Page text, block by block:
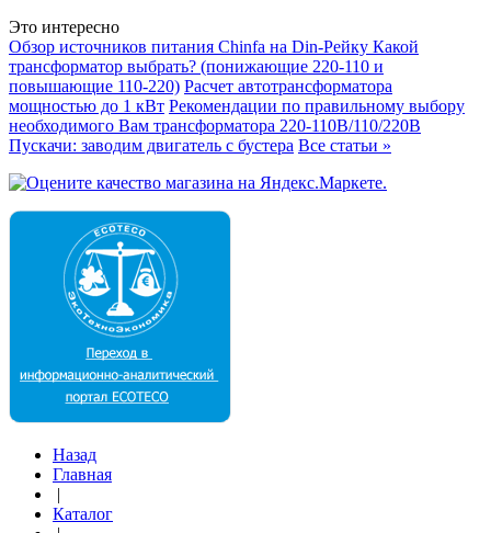
Это интересно
Обзор источников питания Chinfa на Din-Рейку Какой
трансформатор выбрать? (понижающие 220-110 и
повышающие 110-220) Расчет автотрансформатора
мощностью до 1 кВт Рекомендации по правильному выбору
необходимого Вам трансформатора 220-110В/110/220В
Пускачи: заводим двигатель с бустера Все статьи »
Назад
Главная
|
Каталог